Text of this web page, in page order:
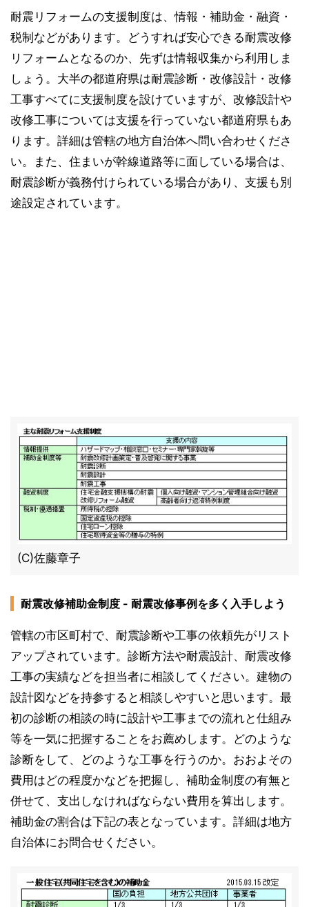
耐震リフォームの支援制度は、情報・補助金・融資・
税制などがあります。どうすれば安心できる耐震改修
リフォームとなるのか、先ずは情報収集から利用しま
しょう。大半の都道府県は耐震診断・改修設計・改修
工事すべてに支援制度を設けていますが、改修設計や
改修工事については支援を行っていない都道府県もあ
ります。詳細は管轄の地方自治体へ問い合わせくださ
い。また、住まいが幹線道路等に面している場合は、
耐震診断が義務付けられている場合があり、支援も別
途設定されています。
(C)佐藤章子
耐震改修補助金制度 - 耐震改修事例を多く入手しよう
管轄の市区町村で、耐震診断や工事の依頼先がリスト
アップされています。診断方法や耐震設計、耐震改修
工事の実績などを担当者に相談してください。建物の
設計図などを持参すると相談しやすいと思います。最
初の診断の相談の時に設計や工事までの流れと仕組み
等を一気に把握することをお薦めします。どのような
診断をして、どのような工事を行うのか。おおよその
費用はどの程度かなどを把握し、補助金制度の有無と
併せて、支出しなければならない費用を算出します。
補助金の割合は下記の表となっています。詳細は地方
自治体にお問合せください。